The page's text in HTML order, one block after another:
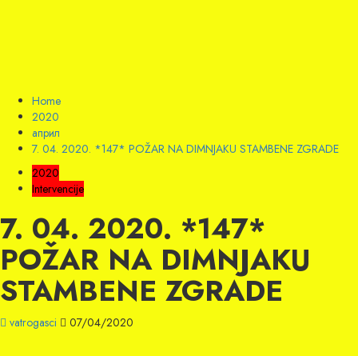
Home
2020
април
7. 04. 2020. *147* POŽAR NA DIMNJAKU STAMBENE ZGRADE
2020
Intervencije
7. 04. 2020. *147*
POŽAR NA DIMNJAKU
STAMBENE ZGRADE
vatrogasci 07/04/2020